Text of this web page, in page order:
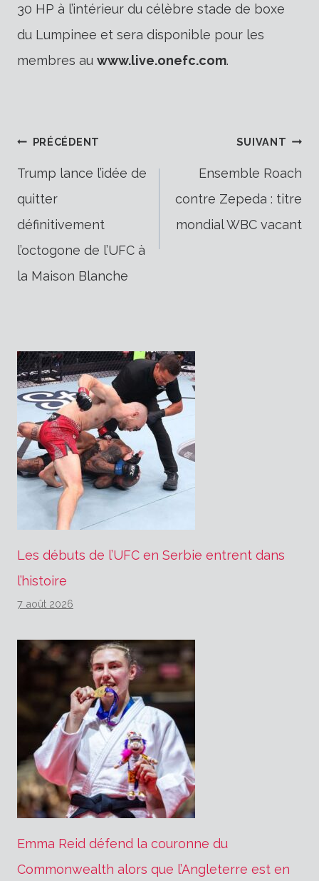
30 HP à l’intérieur du célèbre stade de boxe
du Lumpinee et sera disponible pour les
membres au www.live.onefc.com.
Navigation
de
l’article
PRÉCÉDENT
Trump lance l’idée de
quitter
définitivement
l’octogone de l’UFC à
la Maison Blanche
SUIVANT
Ensemble Roach
contre Zepeda : titre
mondial WBC vacant
Les débuts de l’UFC en Serbie entrent dans
l’histoire
7 août 2026
Emma Reid défend la couronne du
Commonwealth alors que l’Angleterre est en